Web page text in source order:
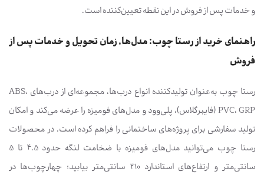
و خدمات پس از فروش در این نقطه تعیین‌کننده است.
راهنمای خرید از رستا چوب: مدل‌ها، زمان تحویل و خدمات پس از
فروش
رستا چوب به‌عنوان تولیدکننده انواع درب‌ها، مجموعه‌ای از درب‌های ABS،
PVC، GRP (فایبرگلاس)، پلی‌وود و مدل‌های فومیزه را عرضه می‌کند و امکان
تولید سفارشی برای پروژه‌های ساختمانی را فراهم کرده است. در محصولات
رستا چوب می‌توانید مدل‌های فومیزه با ضخامت لنگه حدود 4.5 تا 5
سانتی‌متر و ارتفاع‌های استاندارد 210 سانتی‌متر بیابید؛ چهارچوب‌ها در